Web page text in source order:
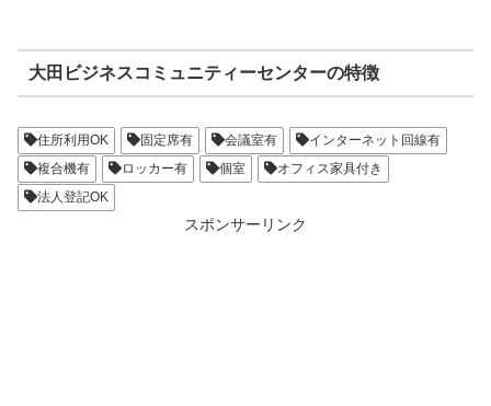
大田ビジネスコミュニティーセンターの特徴
住所利用OK 固定席有 会議室有
インターネット回線有
複合機有
ロッカー有 個室
オフィス家具付き
法人登記OK
スポンサーリンク